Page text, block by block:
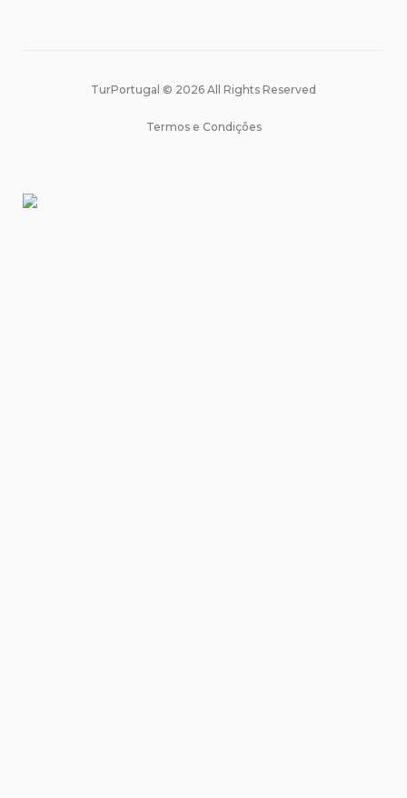
TurPortugal © 2026 All Rights Reserved
Termos e Condições